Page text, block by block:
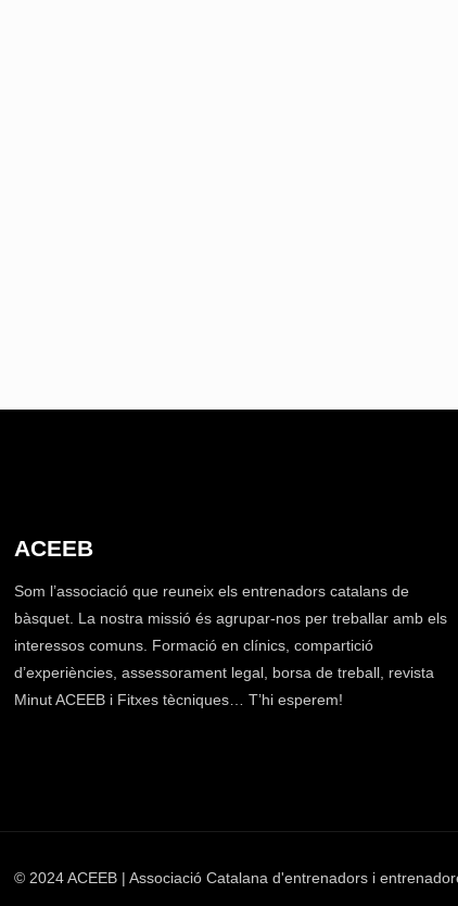
ACEEB
Som l’associació que reuneix els entrenadors catalans de
bàsquet. La nostra missió és agrupar-nos per treballar amb els
interessos comuns. Formació en clínics, compartició
d’experiències, assessorament legal, borsa de treball, revista
Minut ACEEB i Fitxes tècniques… T’hi esperem!
© 2024 ACEEB | Associació Catalana d'entrenadors i